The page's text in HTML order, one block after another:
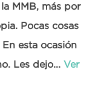
MMB, más por
Pocas cosas
esta ocasión
Les dejo... Ver